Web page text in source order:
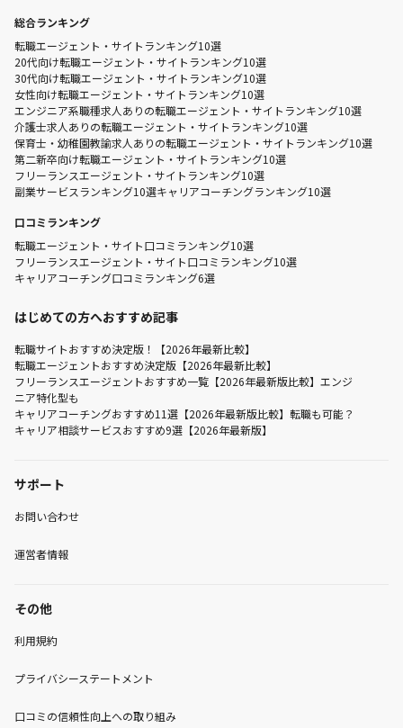
総合ランキング
転職エージェント・サイトランキング10選
20代向け転職エージェント・サイトランキング10選
30代向け転職エージェント・サイトランキング10選
女性向け転職エージェント・サイトランキング10選
エンジニア系職種求人ありの転職エージェント・サイトランキング10選
介護士求人ありの転職エージェント・サイトランキング10選
保育士・幼稚園教諭求人ありの転職エージェント・サイトランキング10選
第二新卒向け転職エージェント・サイトランキング10選
フリーランスエージェント・サイトランキング10選
副業サービスランキング10選キャリアコーチングランキング10選
口コミランキング
転職エージェント・サイト口コミランキング10選
フリーランスエージェント・サイト口コミランキング10選
キャリアコーチング口コミランキング6選
はじめての方へおすすめ記事
転職サイトおすすめ決定版！【2026年最新比較】
転職エージェントおすすめ決定版【2026年最新比較】
フリーランスエージェントおすすめ一覧【2026年最新版比較】エンジ
ニア特化型も
キャリアコーチングおすすめ11選【2026年最新版比較】転職も可能？
キャリア相談サービスおすすめ9選【2026年最新版】
サポート
お問い合わせ
運営者情報
その他
利用規約
プライバシーステートメント
口コミの信頼性向上への取り組み